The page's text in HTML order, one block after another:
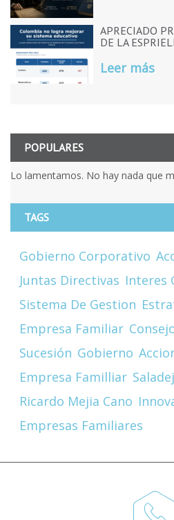
APRECIADO
DE LA
Leer más
POPULARES
Lo lamentamos. No hay nada que
TAGS
Gobierno Corporativo
Juntas Directivas Interes
Sistema De Gestion
Empresa Familiar
Sucesión Gobierno
Empresa Familliar
Ricardo Mejia Cano
Empresas Familiares